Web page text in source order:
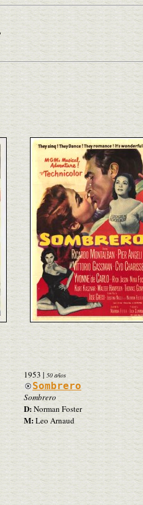
1953 | 50 años
Sombrero
Sombrero
D:Norman Foster
M:Leo Arnaud